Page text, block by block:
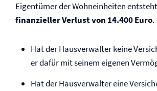
Eigentümer der Wohneinheiten
finanzieller Verlust von 14.400 Euro.
Hat der Hausverwalter keine
er dafür mit seinem eigenen
Hat der Hausverwalter eine